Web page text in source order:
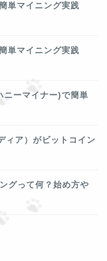
単マイニング実践
単マイニング実践
ーマイナー)で簡単
ア）がビットコイン
グって何？始め方や